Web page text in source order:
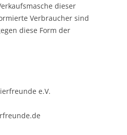
dieser
Verbraucher sind
diese Form der
e.V.